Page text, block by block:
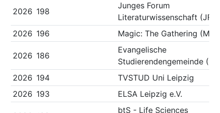
2026 198
Junges Forum
Literaturwissenschaft (JFL)
2026 196 Magic: The Gathering
2026 186
Evangelische
Studierendengemeinde
2026 194
TVSTUD Uni Leipzig
2026 193 ELSA Leipzig e.V.
btS - Life Sciences